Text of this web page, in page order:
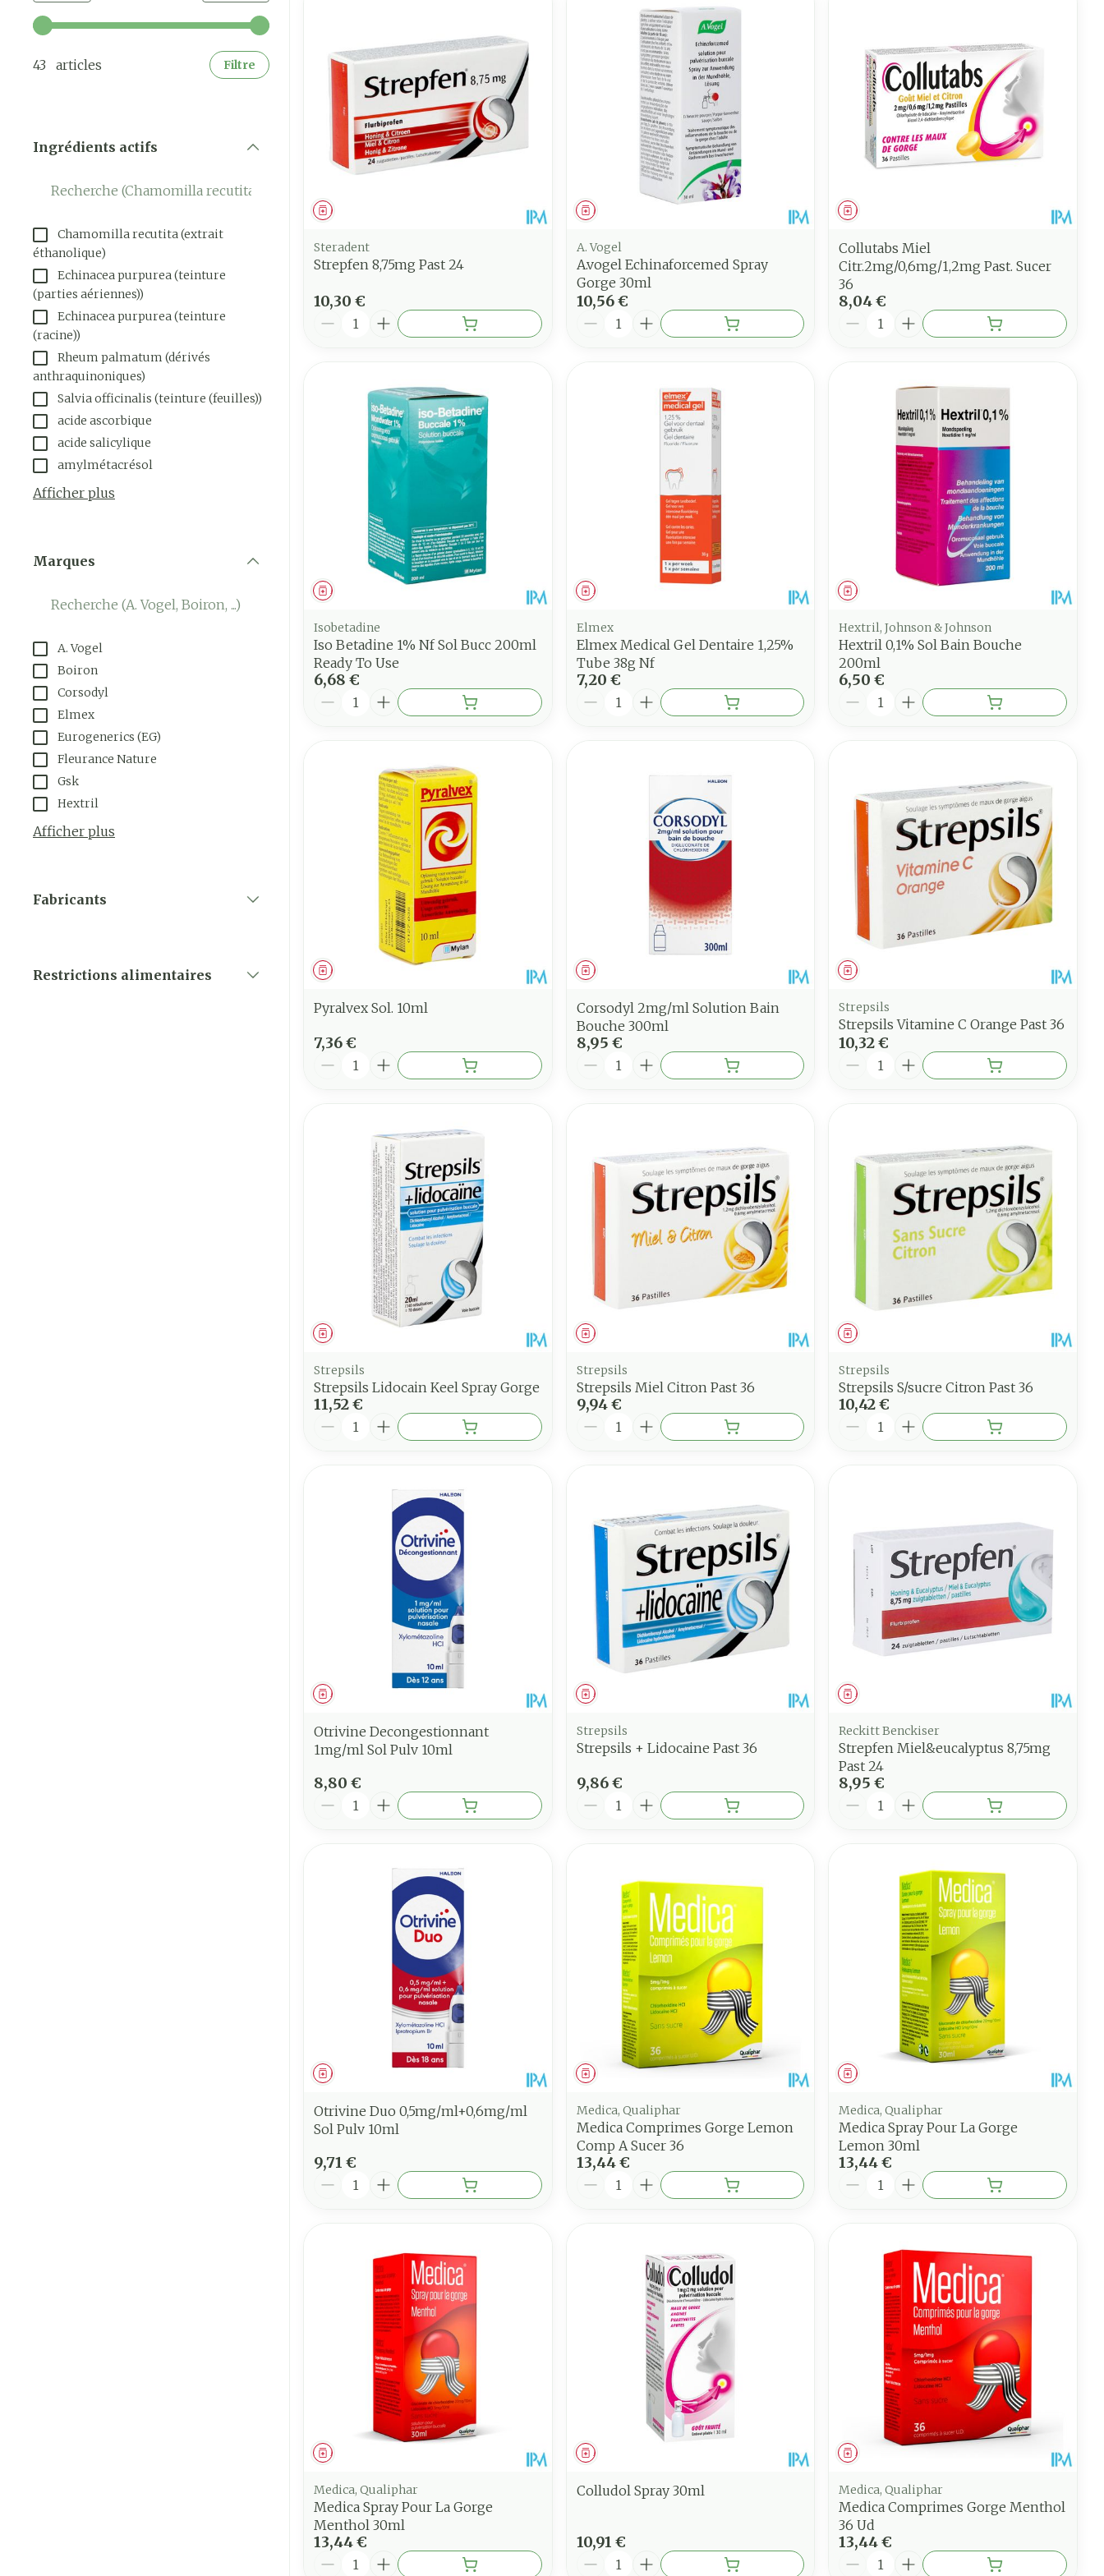
Utilisez les touches fléchées gauche et droite pour ajuster les valeurs minimales et maximales du prix.
43 articles Filtre
Ingrédients actifs
Chamomilla recutita (extrait
éthanolique)
Echinacea purpurea (teinture
(parties aériennes))
Echinacea purpurea (teinture
(racine))
Rheum palmatum (dérivés
anthraquinoniques)
Salvia officinalis (teinture (feuilles))
acide ascorbique
acide salicylique
amylmétacrésol
Afficher plus
Marques
A. Vogel
Boiron
Corsodyl
Elmex
Eurogenerics (EG)
Fleurance Nature
Gsk
Hextril
Afficher plus
Fabricants
Restrictions alimentaires
Médicament
Steradent
Strepfen 8,75mg Past 24
10,30 €
Quantité
Médicament
A. Vogel
A.vogel Echinaforcemed Spray
Gorge 30ml
10,56 €
Quantité
Médicament
Collutabs Miel
Citr.2mg/0,6mg/1,2mg Past. Sucer
36
8,04 €
Quantité
Médicament
Isobetadine
Iso Betadine 1% Nf Sol Bucc 200ml
Ready To Use
6,68 €
Quantité
Médicament
Elmex
Elmex Medical Gel Dentaire 1,25%
Tube 38g Nf
7,20 €
Quantité
Médicament
Hextril, Johnson & Johnson
Hextril 0,1% Sol Bain Bouche
200ml
6,50 €
Quantité
Médicament
Pyralvex Sol. 10ml
7,36 €
Quantité
Médicament
Corsodyl 2mg/ml Solution Bain
Bouche 300ml
8,95 €
Quantité
Médicament
Strepsils
Strepsils Vitamine C Orange Past 36
10,32 €
Quantité
Médicament
Strepsils
Strepsils Lidocain Keel Spray Gorge
11,52 €
Quantité
Médicament
Strepsils
Strepsils Miel Citron Past 36
9,94 €
Quantité
Médicament
Strepsils
Strepsils S/sucre Citron Past 36
10,42 €
Quantité
Médicament
Otrivine Decongestionnant
1mg/ml Sol Pulv 10ml
8,80 €
Quantité
Médicament
Strepsils
Strepsils + Lidocaine Past 36
9,86 €
Quantité
Médicament
Reckitt Benckiser
Strepfen Miel&eucalyptus 8,75mg
Past 24
8,95 €
Quantité
Médicament
Otrivine Duo 0,5mg/ml+0,6mg/ml
Sol Pulv 10ml
9,71 €
Quantité
Médicament
Medica, Qualiphar
Medica Comprimes Gorge Lemon
Comp A Sucer 36
13,44 €
Quantité
Médicament
Medica, Qualiphar
Medica Spray Pour La Gorge
Lemon 30ml
13,44 €
Quantité
Médicament
Medica, Qualiphar
Medica Spray Pour La Gorge
Menthol 30ml
13,44 €
Quantité
Médicament
Colludol Spray 30ml
10,91 €
Quantité
Médicament
Medica, Qualiphar
Medica Comprimes Gorge Menthol
36 Ud
13,44 €
Quantité